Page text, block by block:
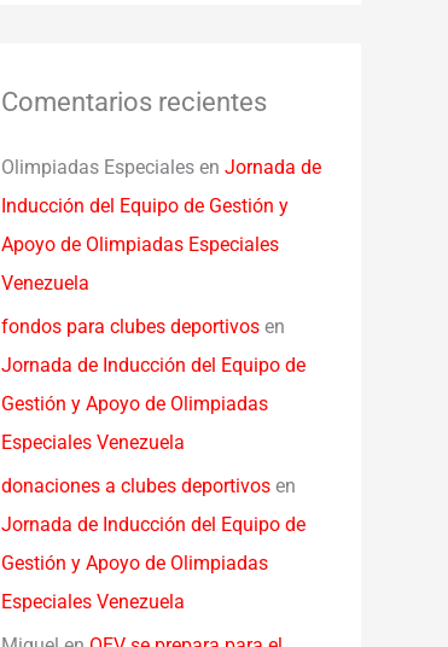
Comentarios recientes
Olimpiadas Especiales en Jornada de
Inducción del Equipo de Gestión y
Apoyo de Olimpiadas Especiales
Venezuela
fondos para clubes deportivos en
Jornada de Inducción del Equipo de
Gestión y Apoyo de Olimpiadas
Especiales Venezuela
donaciones a clubes deportivos en
Jornada de Inducción del Equipo de
Gestión y Apoyo de Olimpiadas
Especiales Venezuela